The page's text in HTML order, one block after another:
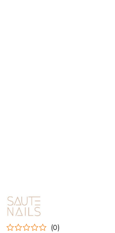
NAZWA
PRODUCENTA:
SAUTE
NAILS
(0)